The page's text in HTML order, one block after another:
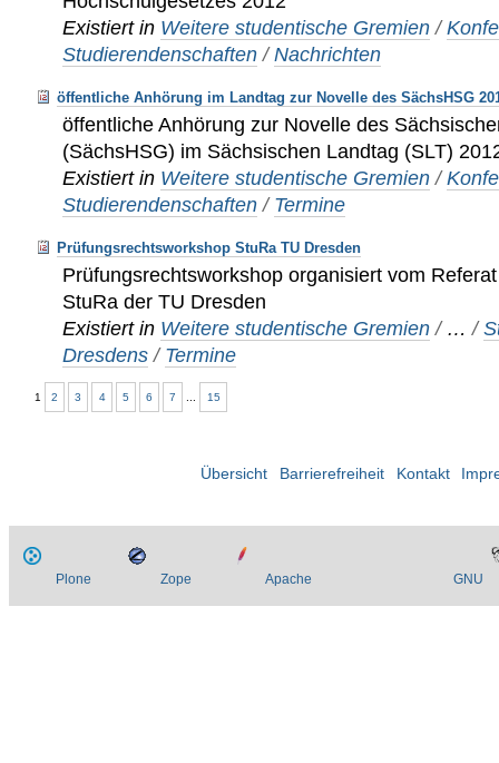
Existiert in Weitere studentische Gremien /
Studierendenschaften /Nachrichten
öffentliche Anhörung im Landtag zur Novelle des SächsHSG
öffentliche Anhörung zur Novelle des
(SächsHSG) im Sächsischen Landtag (SLT)
Existiert in Weitere studentische Gremien /
Studierendenschaften / Termine
Prüfungsrechtsworkshop StuRa TU Dresden
Prüfungsrechtsworkshop organisiert vom
StuRa der TU Dresden
Existiert in Weitere studentische Gremien / …/
Dresdens / Termine
1 2 3 4 5 6 7 15
Übersicht Barrierefreiheit Kontakt
Plone Zope Apache GNU